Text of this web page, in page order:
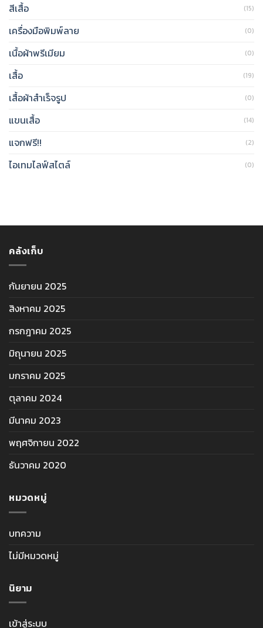
สีเสื้อ (15)
เครื่องมือพิมพ์ลาย (0)
เนื้อผ้าพรีเมียม (0)
เสื้อ (19)
เสื้อผ้าสำเร็จรูป (0)
แขนเสื้อ (14)
แจกฟรี!! (2)
ไอเทมไลฟ์สไตล์ (0)
คลังเก็บ
กันยายน 2025
สิงหาคม 2025
กรกฎาคม 2025
มิถุนายน 2025
มกราคม 2025
ตุลาคม 2024
มีนาคม 2023
พฤศจิกายน 2022
ธันวาคม 2020
หมวดหมู่
บทความ
ไม่มีหมวดหมู่
นิยาม
เข้าสู่ระบบ